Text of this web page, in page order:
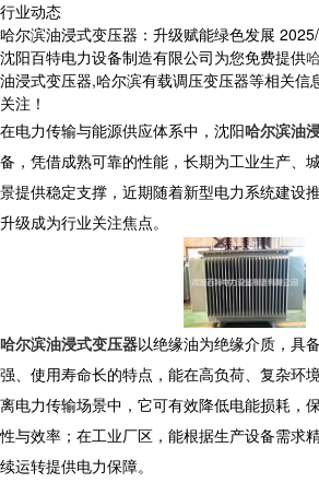
行业动态
哈尔滨油浸式变压器：升级赋能绿色发展
沈阳百特电力设备制造有限公司为您免费提供
油浸式变压器,哈尔滨有载调压变压器等相关信
关注！
在电力传输与能源供应体系中，沈阳哈尔滨油
备，凭借成熟可靠的性能，长期为工业生产、
景提供稳定支撑，近期随着新型电力系统建设
升级成为行业关注焦点。
哈尔滨油浸式变压器以绝缘油为绝缘介质，具
强、使用寿命长的特点，能在高负荷、复杂环
离电力传输场景中，它可有效降低电能损耗，
性与效率；在工业厂区，能根据生产设备需求
续运转提供电力保障。​